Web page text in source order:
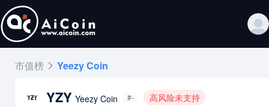
市值榜 Yeezy Coin
YZY Yeezy Coin #- 高风险未支持